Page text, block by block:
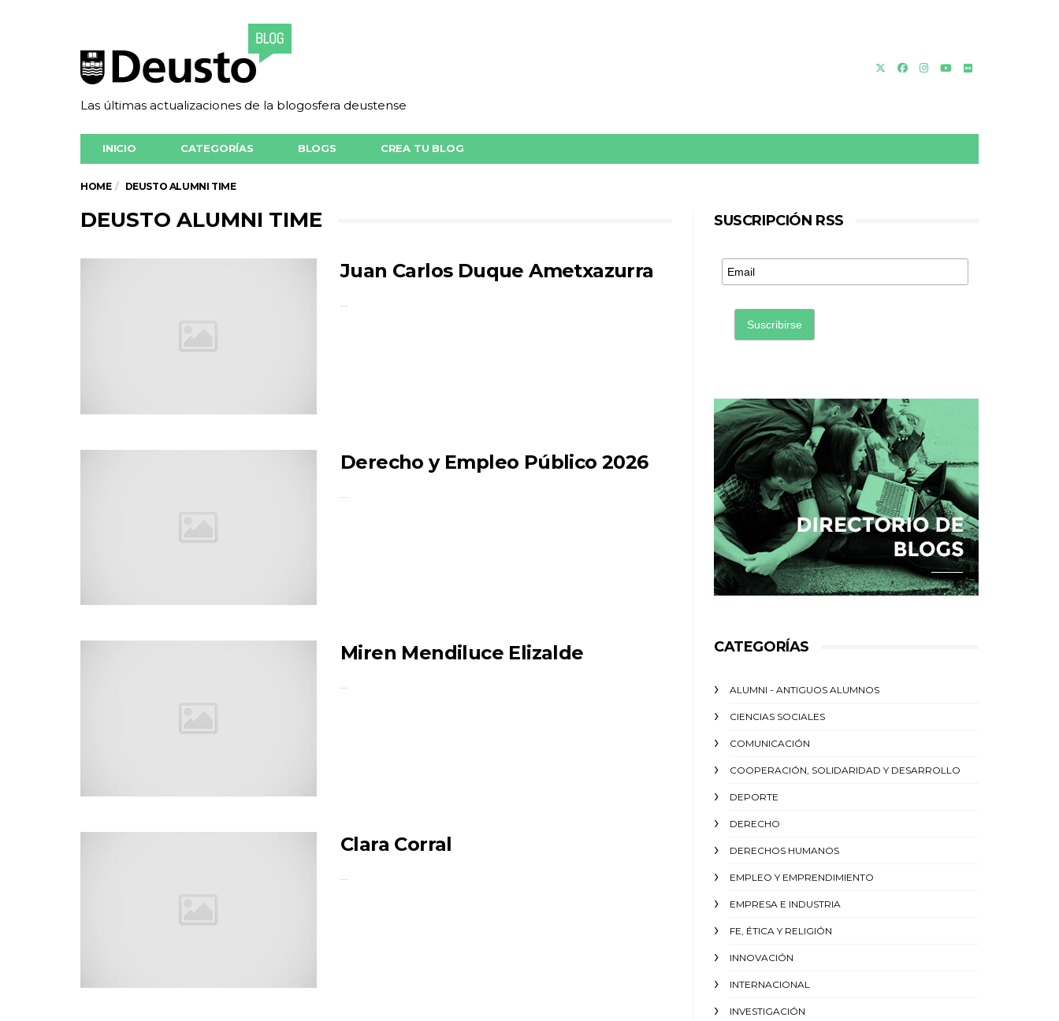
Las últimas actualizaciones de la blogosfera deustense
INICIO CATEGORÍAS BLOGS CREA TU BLOG
HOME DEUSTO ALUMNI TIME
DEUSTO ALUMNI TIME
Juan Carlos Duque Ametxazurra
Derecho y Empleo Público 2026
Miren Mendiluce Elizalde
…
Clara Corral
SUSCRIPCIÓN RSS
CATEGORÍAS
ALUMNI - ANTIGUOS ALUMNOS
CIENCIAS SOCIALES
COMUNICACIÓN
COOPERACIÓN, SOLIDARIDAD Y DESARROLLO
DEPORTE
DERECHO
DERECHOS HUMANOS
EMPLEO Y EMPRENDIMIENTO
EMPRESA E INDUSTRIA
FE, ÉTICA Y RELIGIÓN
INNOVACIÓN
INTERNACIONAL
INVESTIGACIÓN